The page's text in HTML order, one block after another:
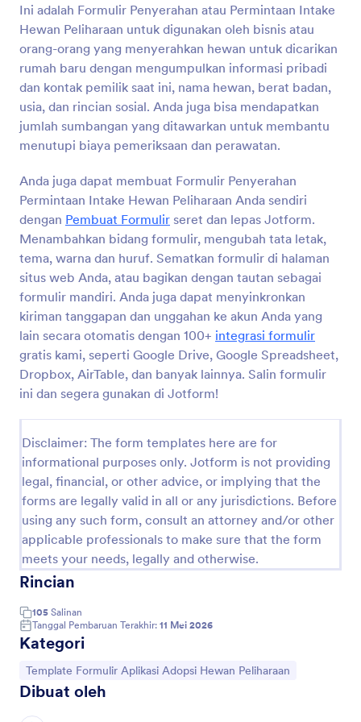
Ini adalah Formulir Penyerahan atau Permintaan Intake
Hewan Peliharaan untuk digunakan oleh bisnis atau
orang-orang yang menyerahkan hewan untuk dicarikan
rumah baru dengan mengumpulkan informasi pribadi
dan kontak pemilik saat ini, nama hewan, berat badan,
usia, dan rincian sosial. Anda juga bisa mendapatkan
jumlah sumbangan yang ditawarkan untuk membantu
menutupi biaya pemeriksaan dan perawatan.
Anda juga dapat membuat Formulir Penyerahan
Permintaan Intake Hewan Peliharaan Anda sendiri
dengan Pembuat Formulir seret dan lepas Jotform.
Menambahkan bidang formulir, mengubah tata letak,
tema, warna dan huruf. Sematkan formulir di halaman
situs web Anda, atau bagikan dengan tautan sebagai
formulir mandiri. Anda juga dapat menyinkronkan
kiriman tanggapan dan unggahan ke akun Anda yang
lain secara otomatis dengan 100+ integrasi formulir
gratis kami, seperti Google Drive, Google Spreadsheet,
Dropbox, AirTable, dan banyak lainnya. Salin formulir
ini dan segera gunakan di Jotform!
Disclaimer: The form templates here are for
informational purposes only. Jotform is not providing
legal, financial, or other advice, or implying that the
forms are legally valid in all or any jurisdictions. Before
using any such form, consult an attorney and/or other
applicable professionals to make sure that the form
meets your needs, legally and otherwise.
Rincian
105 Salinan
Tanggal Pembaruan Terakhir: 11 Mei 2026
Kategori
Buka Kategori:
Template Formulir Aplikasi Adopsi Hewan Peliharaan
Dibuat oleh
pemeriksaan dan perawatan. Anda juga dapat
membuat Formulir Penyerahan Permintaan Intake
Hewan Peliharaan Anda sendiri dengan Pembuat
Formulir seret dan lepas Jotform. Menambahkan
bidang formulir, mengubah tata letak, tema, warna
dan huruf. Sematkan formulir di halaman situs web
Anda, atau bagikan dengan tautan sebagai formulir
mandiri. Anda juga dapat menyinkronkan kiriman
tanggapan dan unggahan ke akun Anda yang lain
kami, seperti Google Drive, Google Spreadsheet,
Dropbox, AirTable, dan banyak lainnya. Salin formulir
ini dan segera gunakan di Jotform!
Pratinjau
Tentang Template Formulir Aplikasi
Adopsi Hewan Peliharaan
Templat Formulir Aplikasi Adopsi Hewan Peliharaan
adalah formulir digital khusus yang dirancang untuk
memperlancar proses mencocokkan hewan peliharaan
dengan rumah selamanya yang ideal. Templat ini
digunakan oleh penampungan hewan, organisasi
penyelamat, dan lembaga adopsi hewan peliharaan
untuk mengumpulkan informasi penting dari calon
pengadopsi, seperti situasi tempat tinggal mereka,
pengalaman dengan hewan, dan preferensi untuk jenis
hewan tertentu. Dengan menstandarkan proses
aplikasi, formulir ini membantu organisasi menyaring
hewan peliharaan secara bertanggung jawab, dan
menjaga catatan akurat untuk setiap kasus adopsi.
Penggunaannya mencakup adopsi anjing dan kucing,
aplikasi mengasuh sementara, pendaftaran relawan,
dan bahkan tindak lanjut pasca-adopsi.
Dengan Jotform, pengguna dapat dengan mudah
menyesuaikan dan menerapkan Templat Formulir
Penerimaan Adopsi Hewan Peliharaan sesuai
kebutuhan mereka. Dengan memanfaatkan Pembuat
Formulir seret dan lepas yang intuitif dari Jotform,
organisasi dapat menambahkan atau memodifikasi
biaya adopsi, dan mengotomatisasi notifikasi untuk staf
dan pelamar. Pendekatan tanpa kode dari platform ini
memungkinkan siapa saja membuat formulir
profesional dan bermerek dalam hitungan menit,
sementara fitur canggih seperti logika bersyarat dan
penyimpanan data waktu nyata di Jotform Tables